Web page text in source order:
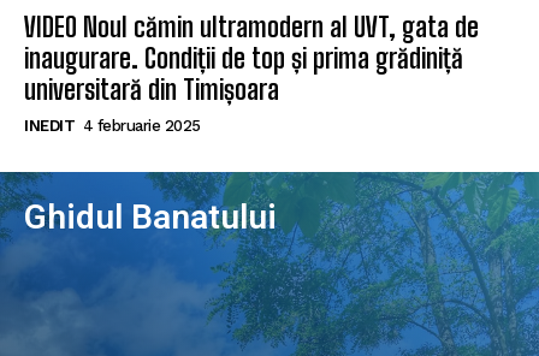
VIDEO Noul cămin ultramodern al UVT, gata de
inaugurare. Condiții de top și prima grădiniță
universitară din Timișoara
INEDIT 4 februarie 2025
Ghidul Banatului